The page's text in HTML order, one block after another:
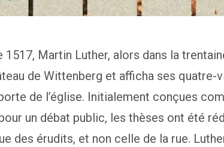
1517, Martin Luther, alors dans la
de Wittenberg et afficha ses quatre-
de l’église. Initialement conçues
un débat public, les thèses ont été
des érudits, et non celle de la rue.